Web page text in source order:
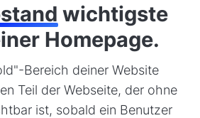
wichtigste
Homepage.
Bereich deiner Website
Teil der Webseite, der ohne
ist, sobald ein Benutzer